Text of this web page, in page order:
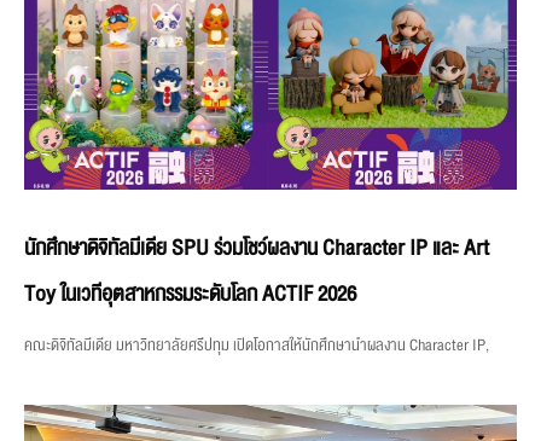
นักศึกษาดิจิทัลมีเดีย SPU ร่วมโชว์ผลงาน Character IP และ Art
Toy ในเวทีอุตสาหกรรมระดับโลก ACTIF 2026
คณะดิจิทัลมีเดีย มหาวิทยาลัยศรีปทุม เปิดโอกาสให้นักศึกษานำผลงาน Character IP,